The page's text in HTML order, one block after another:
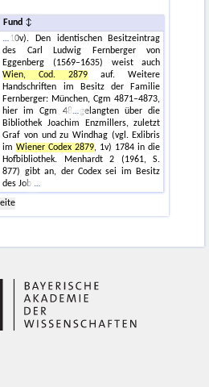
Fund
10v). Den identischen Besitzeintrag
des Carl Ludwig Fernberger von
Eggenberg (1569–1635) weist auch
Wien, Cod. 2879 auf. Weitere
Handschriften im Besitz der Familie
Fernberger: München, Cgm 4871–4873,
hier im Cgm 48
gelangten über die
Bibliothek Joachim Enzmillers, zuletzt
Graf von und zu Windhag (vgl. Exlibris
imWiener Codex 2879, 1v) 1784 in die
Hofbibliothek. Menhardt 2 (1961, S.
877) gibt an, der Codex sei im Besitz
des Job